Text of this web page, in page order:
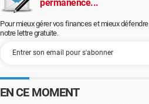
permanence...
Pour mieux gérer vos finances et mieux
notre lettre gratuite.
EN CE MOMENT